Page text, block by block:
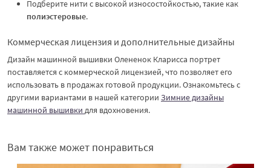
Подберите нити с высокой износостойкостью, такие как
полиэстеровые.
Коммерческая лицензия и дополнительные дизайны
Дизайн машинной вышивки Олененок Кларисса портрет
поставляется с коммерческой лицензией, что позволяет его
использовать в продажах готовой продукции. Ознакомьтесь с
другими вариантами в нашей категории Зимние дизайны
машинной вышивки для вдохновения.
Вам также может понравиться